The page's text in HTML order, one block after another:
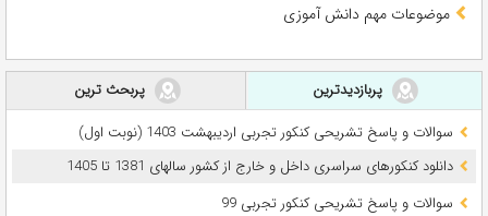
موضوعات مهم دانش آموزی
پربازدیدترین
پربحث ترین
سوالات و پاسخ تشریحی کنکور تجربی اردیبهشت 1403 (نوبت اول)
دانلود کنکورهای سراسری داخل و خارج از کشور سالهای 1381 تا 1405
سوالات و پاسخ تشریحی کنکور تجربی 99